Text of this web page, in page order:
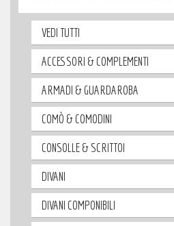
VEDI TUTTI
ACCESSORI & COMPLEMENTI
ARMADI & GUARDAROBA
COMÒ & COMODINI
CONSOLLE & SCRITTOI
DIVANI
DIVANI COMPONIBILI